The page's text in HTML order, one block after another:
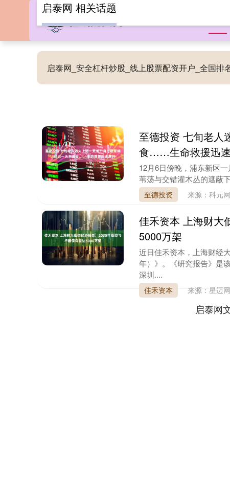
启泰网_安全杠杆炒股_线上股票配资开户_全国排
启泰网 相关话题
至德投资 七旬老人
食……生命救援迅
12月6日傍晚，浦东新区
苇荡与交错灌木丛的遮蔽
至德投资 来源：科元
佳禾资本 上海财大
5000万架
近日佳禾资本，上海财经
年）》。《研究报告》是
深圳....
佳禾资本 来源：星迈网
启泰网